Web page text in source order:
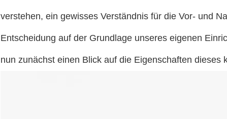
verstehen, ein gewisses Verständnis für die Vor- und
Entscheidung auf der Grundlage unseres eigenen
nun zunächst einen Blick auf die Eigenschaften dieses